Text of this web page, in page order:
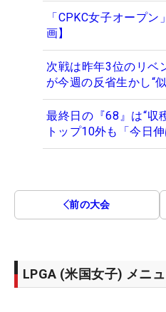
「CPKC女子オープ
画】
次戦は昨年3位のリ
が今週の反省生かし“
最終日の『68』は“
トップ10外も「今日
前の大会
LPGA (米国女子) メニ